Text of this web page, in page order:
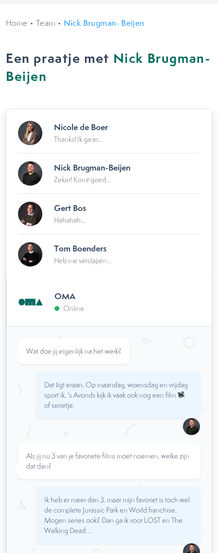
Home • Team • Nick Brugman- Beijen
Een praatje met Nick Brugman-
Beijen
Nicole de Boer
Thanks! Ik ga er...
Nick Brugman-Beijen
Zeker! Komt goed...
Gert Bos
Hahahah...
Tom Boenders
Heb me verslapen...
OMA
Online
Wat doe jij eigenlijk na het werk?
Dat ligt eraan. Op maandag, woensdag en vrijdag
sport ik. 's Avonds kijk ik vaak ook nog een film
of serietje.
Als jij nu 3 van je favoriete films moet noemen, welke zijn
dat dan?
Ik heb er meer dan 3, maar mijn favoriet is toch wel
de complete Jurassic Park en World franchise.
Mogen series ook? Dan ga ik voor LOST en The
Walking Dead…